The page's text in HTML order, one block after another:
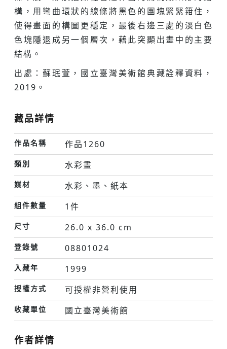
構，用彎曲環狀的線條將黑色的團塊緊緊箝住，
使得畫面的構圖更穩定，最後右邊三處的淡白色
色塊隱退成另一個層次，藉此突顯出畫中的主要
結構。
出處：蘇珉萱，國立臺灣美術館典藏詮釋資料，
2019。
藏品詳情
作品名稱 作品1260
類別 水彩畫
媒材 水彩、墨、紙本
組件數量 1件
尺寸 26.0 x 36.0 cm
登錄號 08801024
入藏年 1999
授權方式 可授權非營利使用
收藏單位 國立臺灣美術館
作者詳情